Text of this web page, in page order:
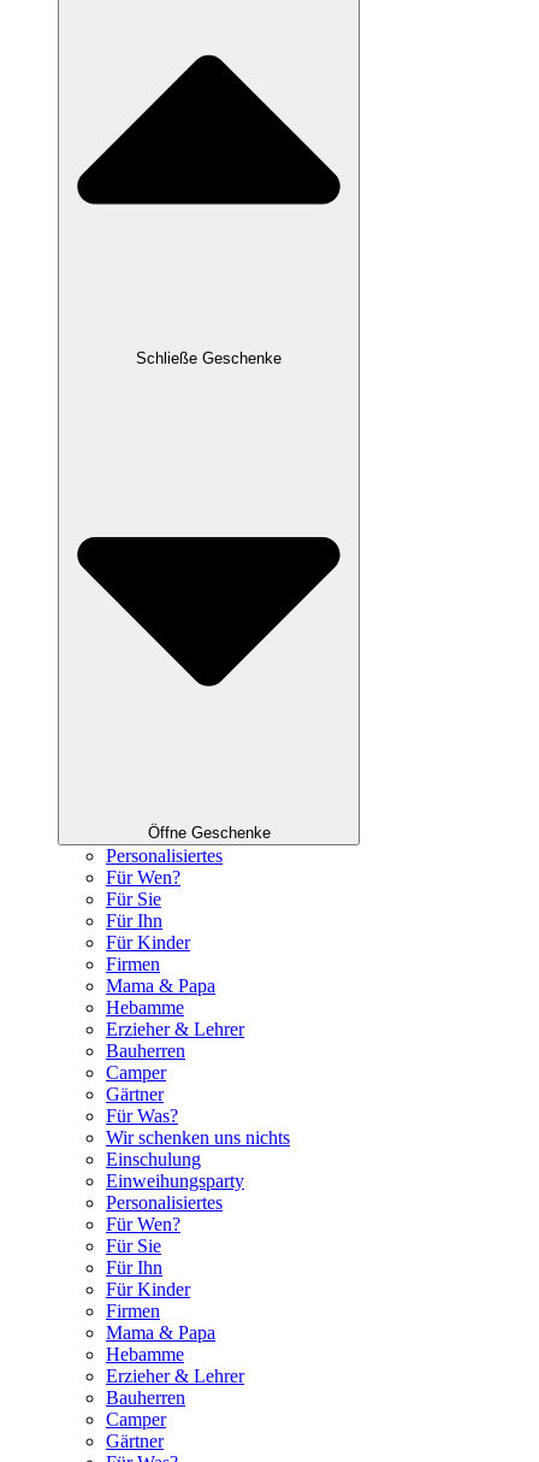
Schließe Geschenke
Öffne Geschenke
Personalisiertes
Für Wen?
Für Sie
Für Ihn
Für Kinder
Firmen
Mama & Papa
Hebamme
Erzieher & Lehrer
Bauherren
Camper
Gärtner
Für Was?
Wir schenken uns nichts
Einschulung
Einweihungsparty
Personalisiertes
Für Wen?
Für Sie
Für Ihn
Für Kinder
Firmen
Mama & Papa
Hebamme
Erzieher & Lehrer
Bauherren
Camper
Gärtner